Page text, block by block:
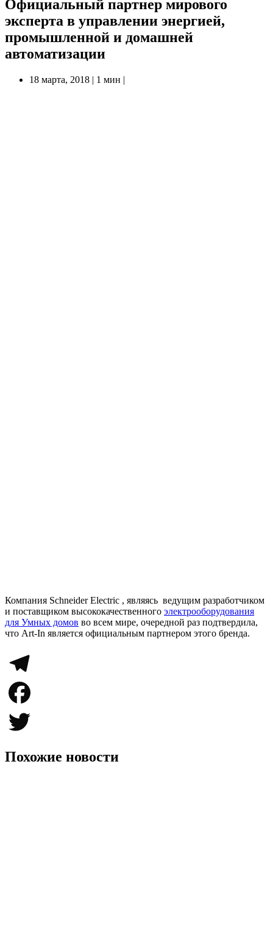
Официальный партнер мирового
эксперта в управлении энергией,
промышленной и домашней
автоматизации
18 марта, 2018 | 1 мин |
Компания Schneider Electric , являясь ведущим разработчиком
и поставщиком высококачественного электрооборудования
для Умных домов во всем мире, очередной раз подтвердила,
что Art-In является официальным партнером этого бренда.
Telegram
Facebook
Twitter
Похожие новости